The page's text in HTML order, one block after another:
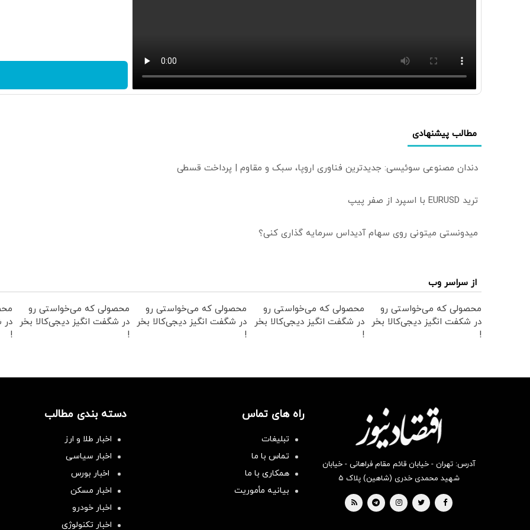
مطالب پیشنهادی
دندان مصنوعی سوئیسی: جدیدترین فناوری اروپا، سبک و مقاوم | پرداخت قسطی
ترید EURUSD با اسپرد از صفر پیپ
میدونستی میتونی روی سهام آدیداس سرمایه گذاری کنی؟
از سراسر وب
محصولی که می‌خواستی رو
در شکفت انگیز دیجی‌کالا بخر
!
محصولی که می‌خواستی رو
در شگفت انگیز دیجی‌کالا بخر
!
محصولی که می‌خواستی رو
در شگفت انگیز دیجی‌کالا بخر
!
محصولی که می‌خواستی رو
در شگفت انگیز دیجی‌کالا بخر
!
در
!
آدرس: تهران - خیابان قائم مقام فراهانی - خیابان
شهید محمدی خدری (شاهین) پلاک ۵
راه های تماس
تبلیغات
تماس با ما
همکاری با ما
بیانیه مأموریت
دسته بندی مطالب
اخبار طلا و ارز
اخبار سیاسی
اخبار بورس
اخبار مسکن
اخبار خودرو
اخبار تکنولوژی